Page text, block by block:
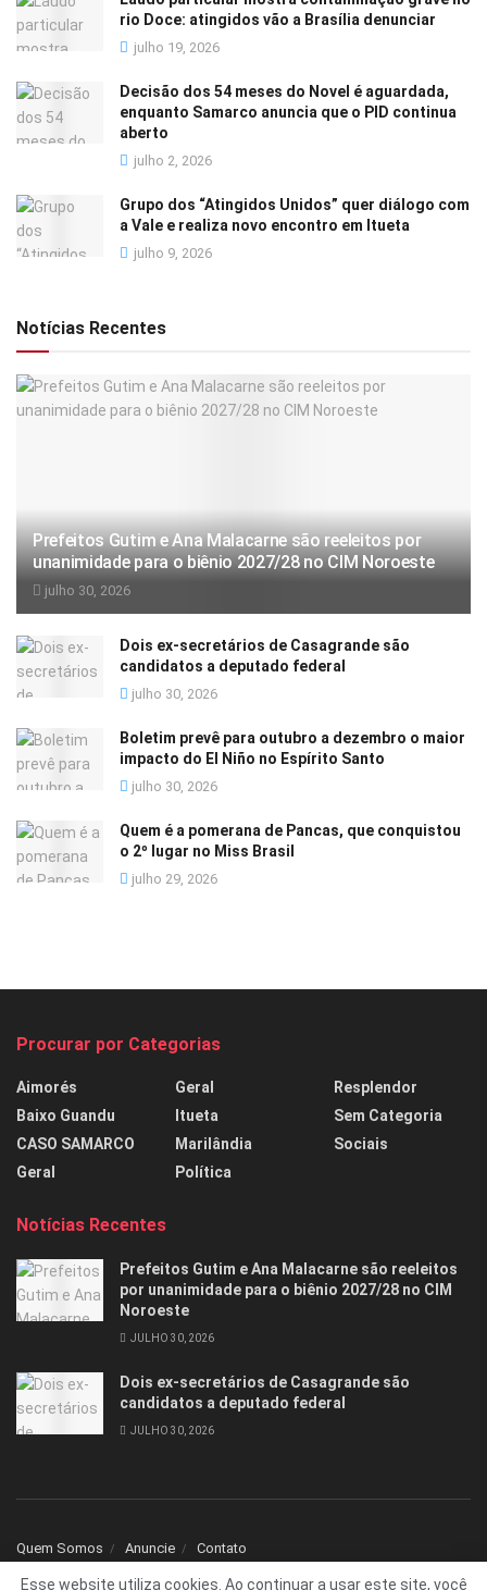
rio Doce: atingidos vão a Brasília denunciar
julho 19, 2026
Decisão dos 54 meses do Novel é aguardada,
enquanto Samarco anuncia que o PID continua
aberto
julho 2, 2026
Grupo dos “Atingidos Unidos” quer diálogo com
a Vale e realiza novo encontro em Itueta
julho 9, 2026
Notícias Recentes
Prefeitos Gutim e Ana Malacarne são reeleitos por
unanimidade para o biênio 2027/28 no CIM Noroeste
julho 30, 2026
Dois ex-secretários de Casagrande são
candidatos a deputado federal
julho 30, 2026
Boletim prevê para outubro a dezembro o maior
impacto do El Niño no Espírito Santo
julho 30, 2026
Quem é a pomerana de Pancas, que conquistou
o 2º lugar no Miss Brasil
julho 29, 2026
Procurar por Categorias
Aimorés
Baixo Guandu
CASO SAMARCO
Geral
Geral
Itueta
Marilândia
Política
Resplendor
Sem Categoria
Sociais
Notícias Recentes
Prefeitos Gutim e Ana Malacarne são reeleitos
por unanimidade para o biênio 2027/28 no CIM
Noroeste
JULHO 30, 2026
Dois ex-secretários de Casagrande são
candidatos a deputado federal
JULHO 30, 2026
Quem Somos Anuncie Contato
Esse website utiliza cookies. Ao continuar a usar este site, você